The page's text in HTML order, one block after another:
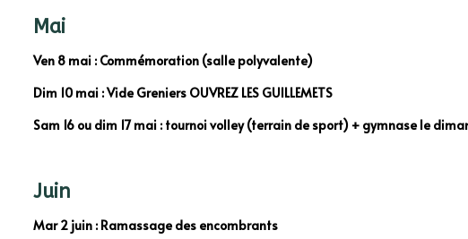
Mai
Ven 8 mai : Commémoration (salle polyvalente)
Dim 10 mai : Vide Greniers OUVREZ LES GUILLEMETS
Sam 16 ou dim 17 mai : tournoi volley (terrain de sport) + gymnase le
Juin
Mar 2 juin : Ramassage des encombrants